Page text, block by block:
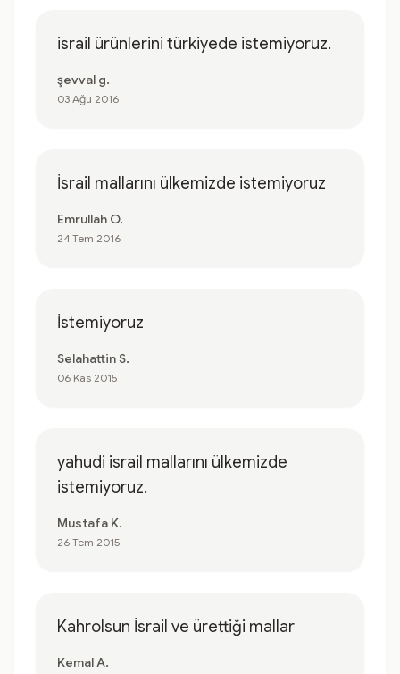
israil ürünlerini türkiyede istemiyoruz.
şevval g.
03 Ağu 2016
İsrail mallarını ülkemizde istemiyoruz
Emrullah O.
24 Tem 2016
İstemiyoruz
Selahattin S.
06 Kas 2015
yahudi israil mallarını ülkemizde
istemiyoruz.
Mustafa K.
26 Tem 2015
Kahrolsun İsrail ve ürettiği mallar
Kemal A.